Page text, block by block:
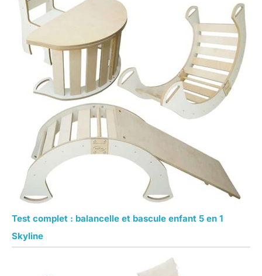
Test complet : balancelle et bascule enfant 5 en 1
Skyline